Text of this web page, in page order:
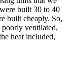
built 30 to 40
built cheaply. So,
poorly ventilated,
heat included,